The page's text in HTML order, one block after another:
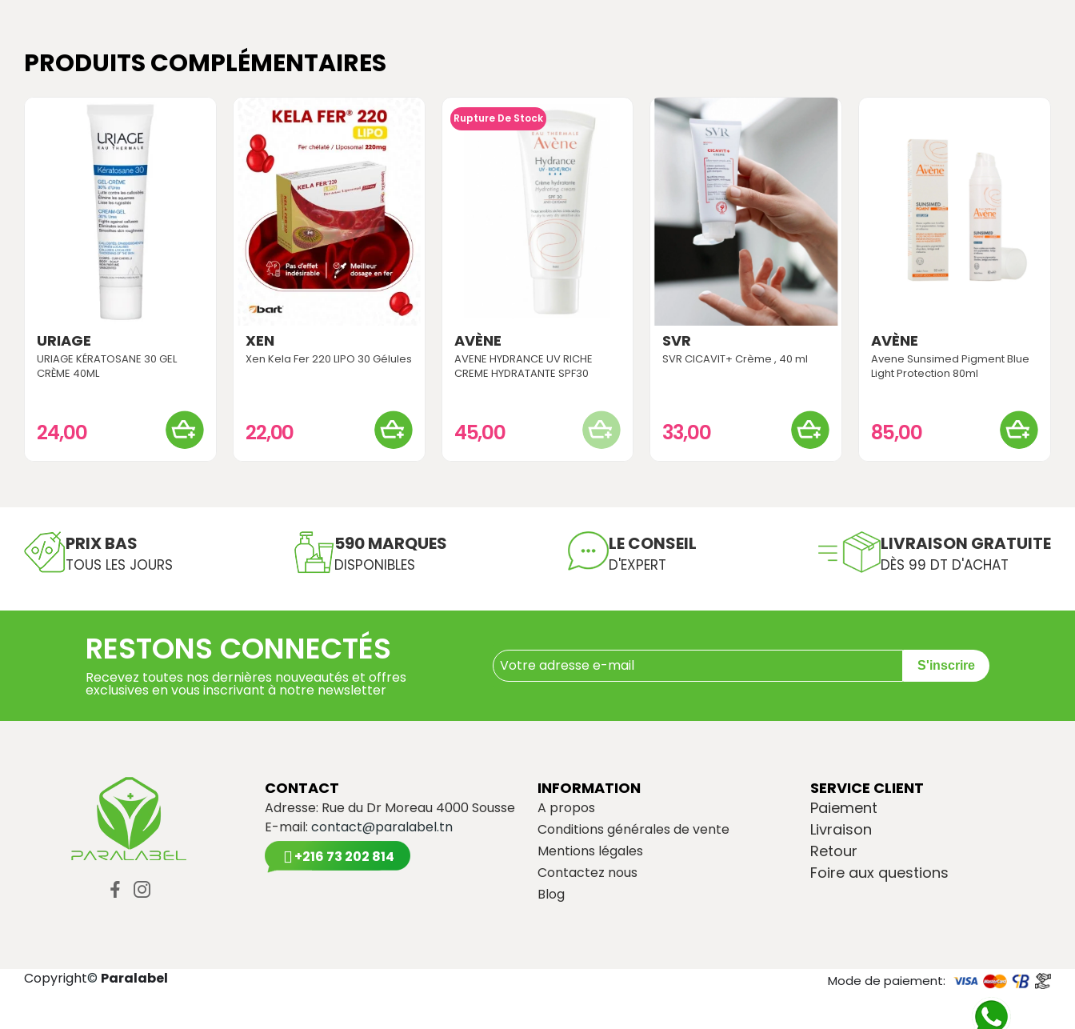
PRODUITS COMPLÉMENTAIRES
URIAGE
URIAGE KÉRATOSANE 30 GEL
CRÈME 40ML
24,00
XEN
Xen Kela Fer 220 LIPO 30 Gélules
22,00
Rupture De Stock
AVÈNE
AVENE HYDRANCE UV RICHE
CREME HYDRATANTE SPF30
45,00
SVR
SVR CICAVIT+ Crème , 40 ml
33,00
AVÈNE
Avene Sunsimed Pigment Blue
Light Protection 80ml
85,00
PRIX BAS
TOUS LES JOURS
590 MARQUES
DISPONIBLES
LE CONSEIL
D'EXPERT
LIVRAISON GRATUITE
DÈS 99 DT D'ACHAT
RESTONS CONNECTÉS
Recevez toutes nos dernières nouveautés et offres
exclusives en vous inscrivant à notre newsletter
S'inscrire
CONTACT
Adresse: Rue du Dr Moreau 4000 Sousse
E-mail: contact@paralabel.tn
+216 73 202 814
INFORMATION
A propos
Conditions générales de vente
Mentions légales
Contactez nous
Blog
SERVICE CLIENT
Paiement
Livraison
Retour
Foire aux questions
Copyright© Paralabel Mode de paiement: